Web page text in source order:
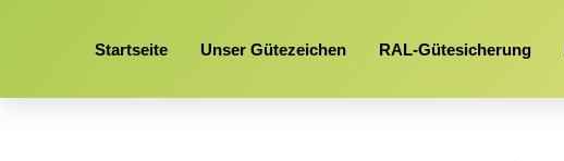
Startseite Unser Gütezeichen RAL-Gütesicherung